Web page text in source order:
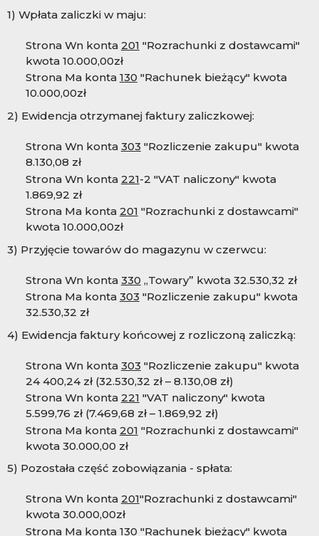
1) Wpłata zaliczki w maju:
Strona Wn konta 201 "Rozrachunki z dostawcami"
kwota 10.000,00zł
Strona Ma konta 130 "Rachunek bieżący" kwota
10.000,00zł
2) Ewidencja otrzymanej faktury zaliczkowej:
Strona Wn konta 303 "Rozliczenie zakupu" kwota
8.130,08 zł
Strona Wn konta 221-2 "VAT naliczony" kwota
1.869,92 zł
Strona Ma konta 201 "Rozrachunki z dostawcami"
kwota 10.000,00zł
3) Przyjęcie towarów do magazynu w czerwcu:
Strona Wn konta 330 „Towary” kwota 32.530,32 zł
Strona Ma konta 303 "Rozliczenie zakupu" kwota
32.530,32 zł
4) Ewidencja faktury końcowej z rozliczoną zaliczką:
Strona Wn konta 303 "Rozliczenie zakupu" kwota
24 400,24 zł (32.530,32 zł – 8.130,08 zł)
Strona Wn konta 221 "VAT naliczony" kwota
5.599,76 zł (7.469,68 zł – 1.869,92 zł)
Strona Ma konta 201 "Rozrachunki z dostawcami"
kwota 30.000,00 zł
5) Pozostała część zobowiązania - spłata:
Strona Wn konta 201"Rozrachunki z dostawcami"
kwota 30.000,00zł
Strona Ma konta 130 "Rachunek bieżący" kwota